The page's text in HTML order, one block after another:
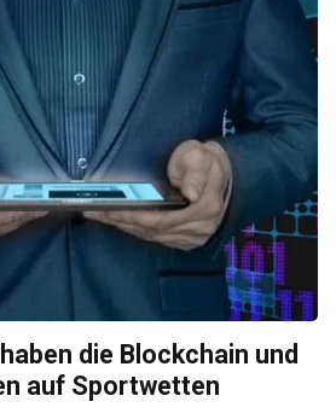
die Blockchain und
auf Sportwetten